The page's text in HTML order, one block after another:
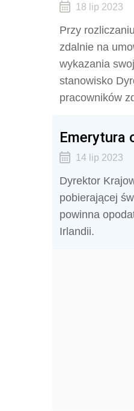
18 lip 2023
Przy
zdalnie na
wykazania
stanowisko
pracowników
Emerytura
14 lip 2023
Dyrektor
pobierającej
powinna
Irlandii.